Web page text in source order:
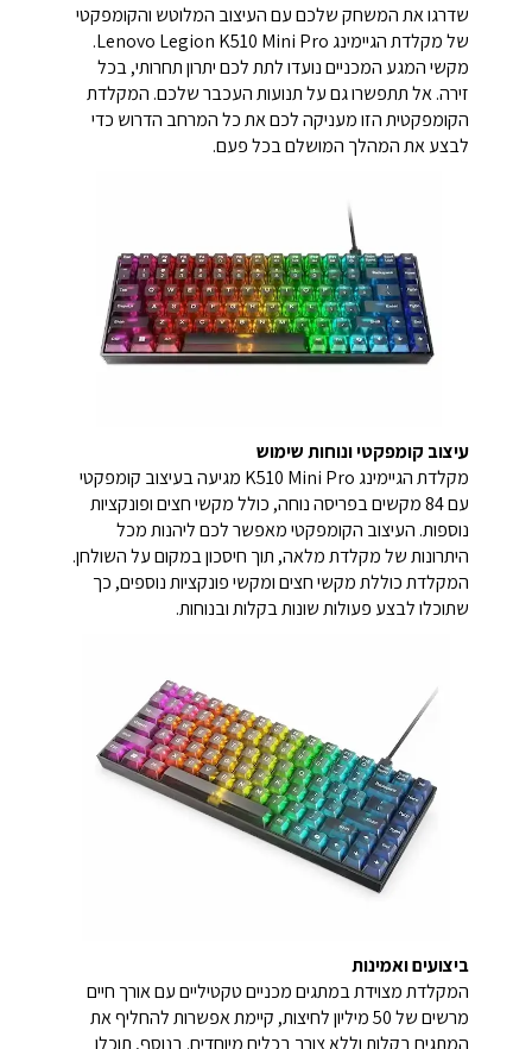
שדרגו את המשחק שלכם עם העיצוב המלוטש והקומפקטי
של מקלדת הגיימינג Lenovo Legion K510 Mini Pro.
מקשי המגע המכניים נועדו לתת לכם יתרון תחרותי, בכל
זירה. אל תתפשרו גם על תנועות העכבר שלכם. המקלדת
הקומפקטית הזו מעניקה לכם את כל המרחב הדרוש כדי
לבצע את המהלך המושלם בכל פעם.
עיצוב קומפקטי ונוחות שימוש
מקלדת הגיימינג K510 Mini Pro מגיעה בעיצוב קומפקטי
עם 84 מקשים בפריסה נוחה, כולל מקשי חצים ופונקציות
נוספות. העיצוב הקומפקטי מאפשר לכם ליהנות מכל
היתרונות של מקלדת מלאה, תוך חיסכון במקום על השולחן.
המקלדת כוללת מקשי חצים ומקשי פונקציות נוספים, כך
שתוכלו לבצע פעולות שונות בקלות ובנוחות.
ביצועים ואמינות
המקלדת מצוידת במתגים מכניים טקטיליים עם אורך חיים
מרשים של 50 מיליון לחיצות, קיימת אפשרות להחליף את
המתגים בקלות וללא צורך בכלים מיוחדים. בנוסף, תוכלו